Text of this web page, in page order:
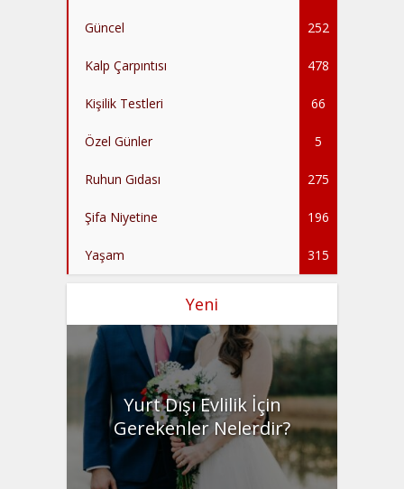
Güncel 252
Kalp Çarpıntısı 478
Kişilik Testleri 66
Özel Günler 5
Ruhun Gıdası 275
Şifa Niyetine 196
Yaşam 315
Yeni
Yurt Dışı Evlilik İçin
Gerekenler Nelerdir?